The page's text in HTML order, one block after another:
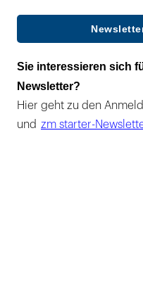
Sie interessieren sich
Newsletter?
Hier geht zu den
und zm starter-